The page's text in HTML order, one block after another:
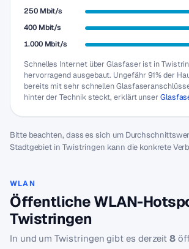
250 Mbit/s
400 Mbit/s
1.000 Mbit/s
Schnelles Internet über Glasfaser ist in
hervorragend ausgebaut. Ungefähr 91% der
bereits mit sehr schnellen
hinter der Technik steckt, erklärt unser
Bitte beachten, dass es sich um
Stadtgebiet in Twistringen kann die konkrete
WLAN
Öffentliche WLAN-
Twistringen
In und um Twistringen gibt es derzeit8